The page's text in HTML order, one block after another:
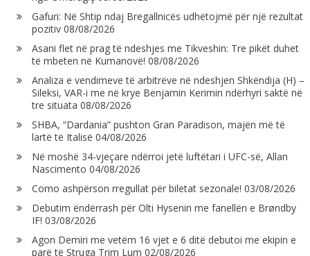
Gafuri: Në Shtip ndaj Bregallnicës udhëtojmë për një rezultat
pozitiv 08/08/2026
Asani flet në prag të ndeshjes me Tikveshin: Tre pikët duhet
të mbeten në Kumanovë! 08/08/2026
Analiza e vendimeve të arbitrëve në ndeshjen Shkëndija (H) –
Sileksi, VAR-i me në krye Benjamin Kerimin ndërhyri saktë në
tre situata 08/08/2026
SHBA, “Dardania” pushton Gran Paradison, majën më të
lartë të Italisë 04/08/2026
Në moshë 34-vjeçare ndërroi jetë luftëtari i UFC-së, Allan
Nascimento 04/08/2026
Como ashpërson rregullat për biletat sezonale! 03/08/2026
Debutim ëndërrash për Olti Hysenin me fanellën e Brøndby
IF! 03/08/2026
Agon Demiri me vetëm 16 vjet e 6 ditë debutoi me ekipin e
parë të Struga Trim Lum 02/08/2026